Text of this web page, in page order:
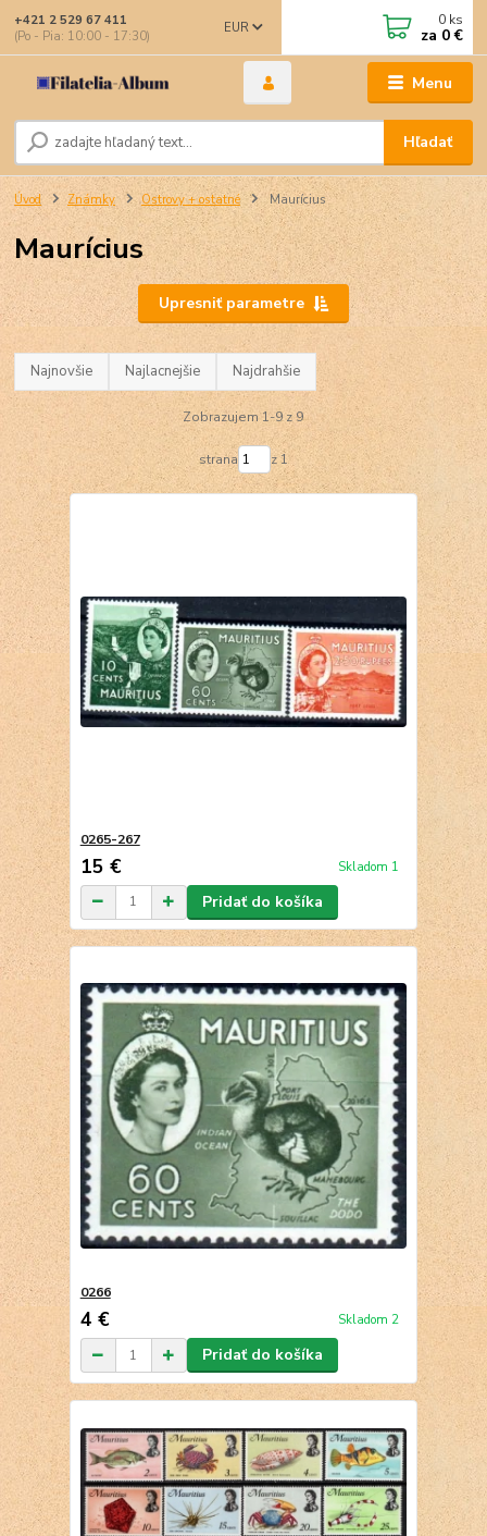
Menu
EUR
Hľadať
+421 2 529 67 411
(Po - Pia: 10:00 - 17:30)
0 ks
za 0 €
Úvod Známky Ostrovy + ostatné Maurícius
Maurícius
Upresniť parametre
Najnovšie Najlacnejšie Najdrahšie
Zobrazujem 1-9 z 9
strana z 1
0265-267
15 € Skladom 1
Pridať do košíka
0266
4 € Skladom 2
Pridať do košíka